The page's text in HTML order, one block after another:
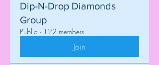
Dip-N-Drop Diamonds
Group
Public · 122 members
Join